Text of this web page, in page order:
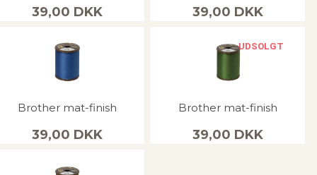
39,00 DKK 39,00 DKK
Brother mat-finish
39,00 DKK
UDSOLGT
Brother mat-finish
39,00 DKK